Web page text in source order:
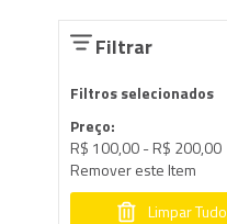
Filtrar
Filtros selecionados
Preço
R$ 100,00 - R$ 200,00
Remover este Item
Limpar Tudo